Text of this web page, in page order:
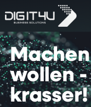
Machen
wollen -
krasser!